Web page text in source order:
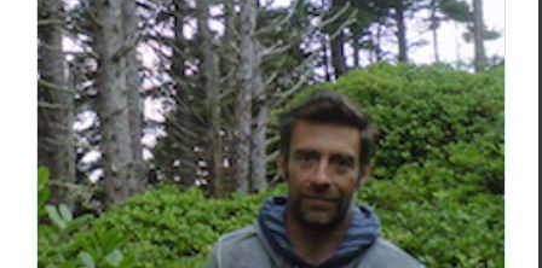
Martin Payette,Soif de divertissementet
autres poèmes
Martin Payette Poèmes